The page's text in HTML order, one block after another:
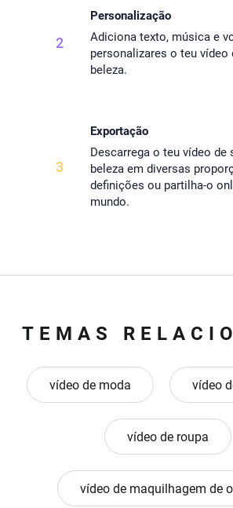
2
Personalização
Adiciona texto, música e
personalizares o teu vídeo
beleza.
3
Exportação
Descarrega o teu vídeo de
beleza em diversas
definições ou partilha-o
mundo.
TEMAS
vídeo de moda vídeo
vídeo de roupa
vídeo de maquilhagem de